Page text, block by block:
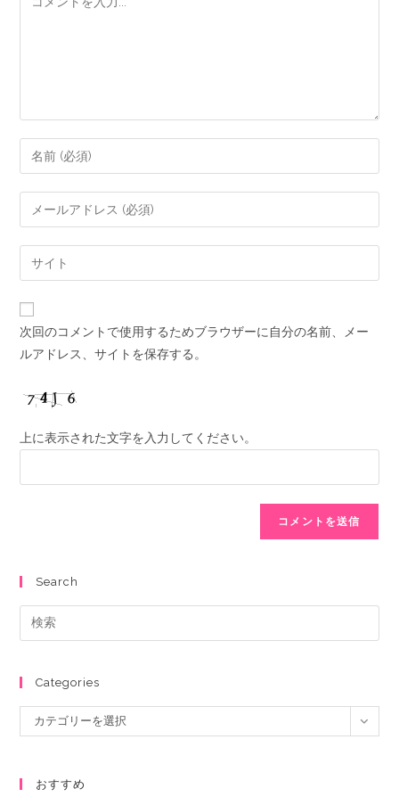
次回のコメントで使用するためブラウザーに自分の名前、メー
ルアドレス、サイトを保存する。
上に表示された文字を入力してください。
Search
Categories
カテゴリーを選択
おすすめ